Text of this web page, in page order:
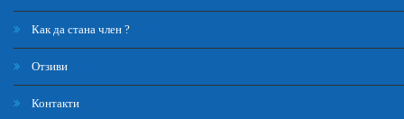
Как да стана член ?
Отзиви
Контакти